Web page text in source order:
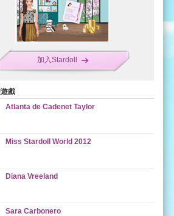
加入Stardoll
戲
Atlanta de Cadenet Taylor
Miss Stardoll World 2012
Diana Vreeland
Sara Carbonero